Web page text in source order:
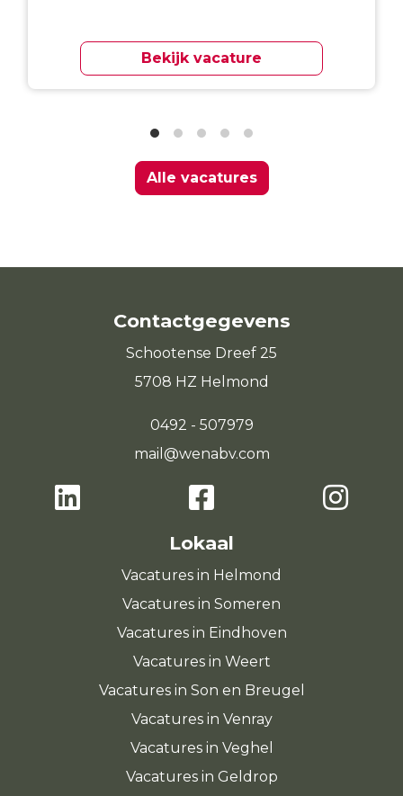
Bekijk vacature
Alle vacatures
Contactgegevens
Schootense Dreef 25
5708 HZ Helmond
0492 - 507979
mail@wenabv.com
Lokaal
Vacatures in Helmond
Vacatures in Someren
Vacatures in Eindhoven
Vacatures in Weert
Vacatures in Son en Breugel
Vacatures in Venray
Vacatures in Veghel
Vacatures in Geldrop